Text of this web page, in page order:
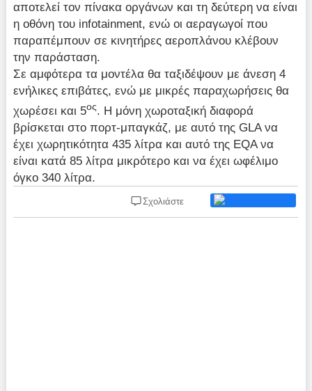
αποτελεί τον πίνακα οργάνων και τη δεύτερη να είναι
η οθόνη του infotainment, ενώ οι αεραγωγοί που
παραπέμπουν σε κινητήρες αεροπλάνου κλέβουν
την παράσταση.
Σε αμφότερα τα μοντέλα θα ταξιδέψουν με άνεση 4
ενήλικες επιβάτες, ενώ με μικρές παραχωρήσεις θα
χωρέσει και 5ος. Η μόνη χωροταξική διαφορά
βρίσκεται στο πορτ-μπαγκάζ, με αυτό της GLA να
έχει χωρητικότητα 435 λίτρα και αυτό της EQA να
είναι κατά 85 λίτρα μικρότερο και να έχει ωφέλιμο
όγκο 340 λίτρα.
Σχολιάστε